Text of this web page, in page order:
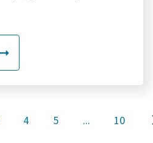
4 5 ... 10